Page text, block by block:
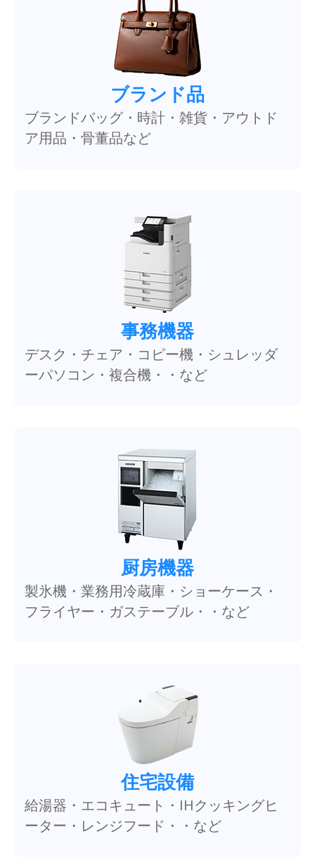
ブランド品
ブランドバッグ・時計・雑貨・アウトド
ア用品・骨董品など
事務機器
デスク・チェア・コピー機・シュレッダ
ーパソコン・複合機・・など
厨房機器
製氷機・業務用冷蔵庫・ショーケース・
フライヤー・ガステーブル・・など
住宅設備
給湯器・エコキュート・IHクッキングヒ
ーター・レンジフード・・など